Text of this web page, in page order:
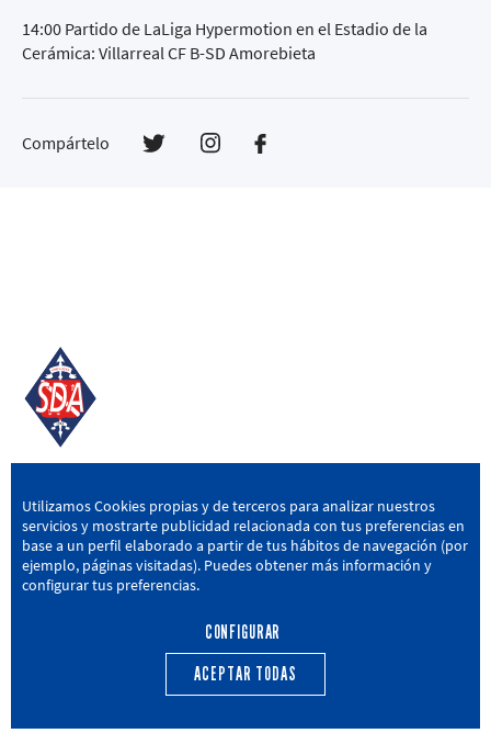
14:00 Partido de LaLiga Hypermotion en el Estadio de la
Cerámica: Villarreal CF B-SD Amorebieta
Compártelo
SD AMOREBIETA
San Miguel Kalea, 16, 48340 Amorebieta, Bizkaia
946 604 751 | sda@sdamorebieta.eus
CANTERA ACTUALIDAD
Utilizamos Cookies propias y de terceros para analizar nuestros
servicios y mostrarte publicidad relacionada con tus preferencias en
base a un perfil elaborado a partir de tus hábitos de navegación (por
ejemplo, páginas visitadas). Puedes obtener más información y
configurar tus preferencias.
CONFIGURAR
ACEPTAR TODAS